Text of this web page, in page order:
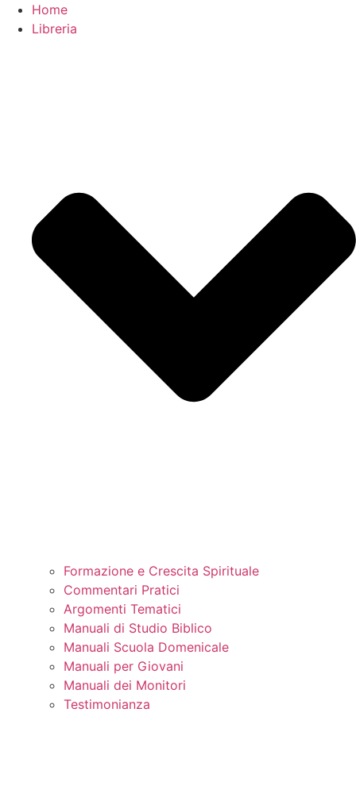
Home
Libreria
Formazione e Crescita Spirituale
Commentari Pratici
Argomenti Tematici
Manuali di Studio Biblico
Manuali Scuola Domenicale
Manuali per Giovani
Manuali dei Monitori
Testimonianza